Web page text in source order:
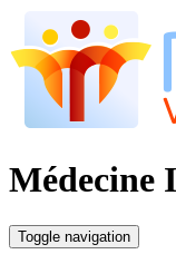
Médecine
Toggle navigation